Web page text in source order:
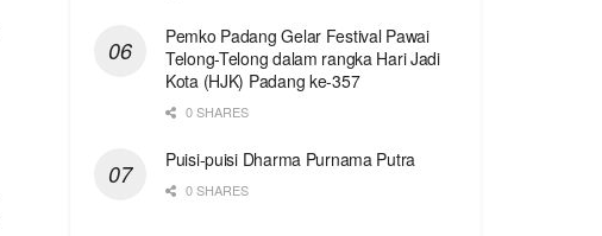
Pemko Padang Gelar Festival Pawai
Telong-Telong dalam rangka Hari Jadi
Kota (HJK) Padang ke-357
0 SHARES
Puisi-puisi Dharma Purnama Putra
0 SHARES